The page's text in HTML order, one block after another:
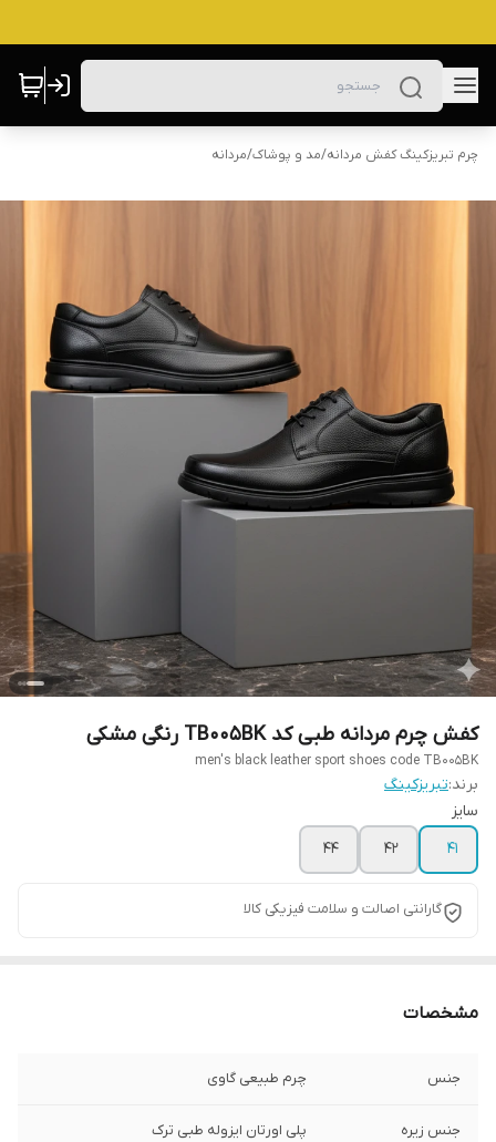
چرم تبریزکینگ کفش مردانه/مد و پوشاک/مردانه
کفش چرم مردانه طبی کد TB005BK رنگی مشکی
men's black leather sport shoes code TB005BK
برند:تبریزکینگ
سایز
41
42
44
گارانتی اصالت و سلامت فیزیکی کالا
مشخصات
جنس چرم طبیعی گاوی
جنس زیره پلی اورتان ایزوله طبی ترک